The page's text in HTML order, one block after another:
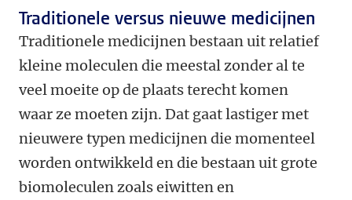
Traditionele versus nieuwe medicijnen
Traditionele medicijnen bestaan uit relatief
kleine moleculen die meestal zonder al te
veel moeite op de plaats terecht komen
waar ze moeten zijn. Dat gaat lastiger met
nieuwere typen medicijnen die momenteel
worden ontwikkeld en die bestaan uit grote
biomoleculen zoals eiwitten en